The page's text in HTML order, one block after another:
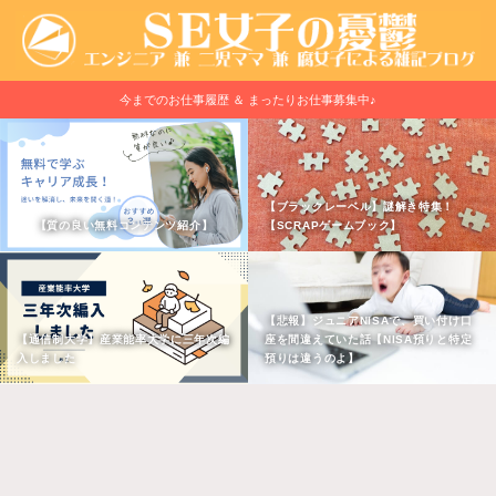
今までのお仕事履歴 ＆ まったりお仕事募集中♪
【質の良い無料コンテンツ紹介】
【ブラックレーベル】謎解き特集！
【SCRAPゲームブック】
【通信制大学】産業能率大学に三年次編
入しました
【悲報】ジュニアNISAで、買い付け口
座を間違えていた話【NISA預りと特定
預りは違うのよ】